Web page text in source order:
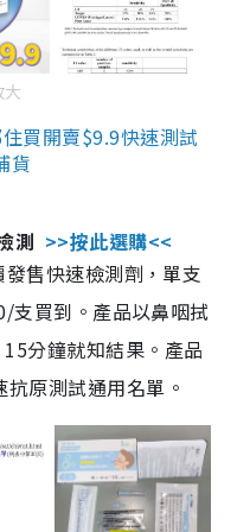
買開賣$9.9快速測試
貨
測 >>按此選購<<
售快速檢測劑，單支
支買到。產品以鼻咽拭
分鐘就知結果。產品
原測試通用名單。